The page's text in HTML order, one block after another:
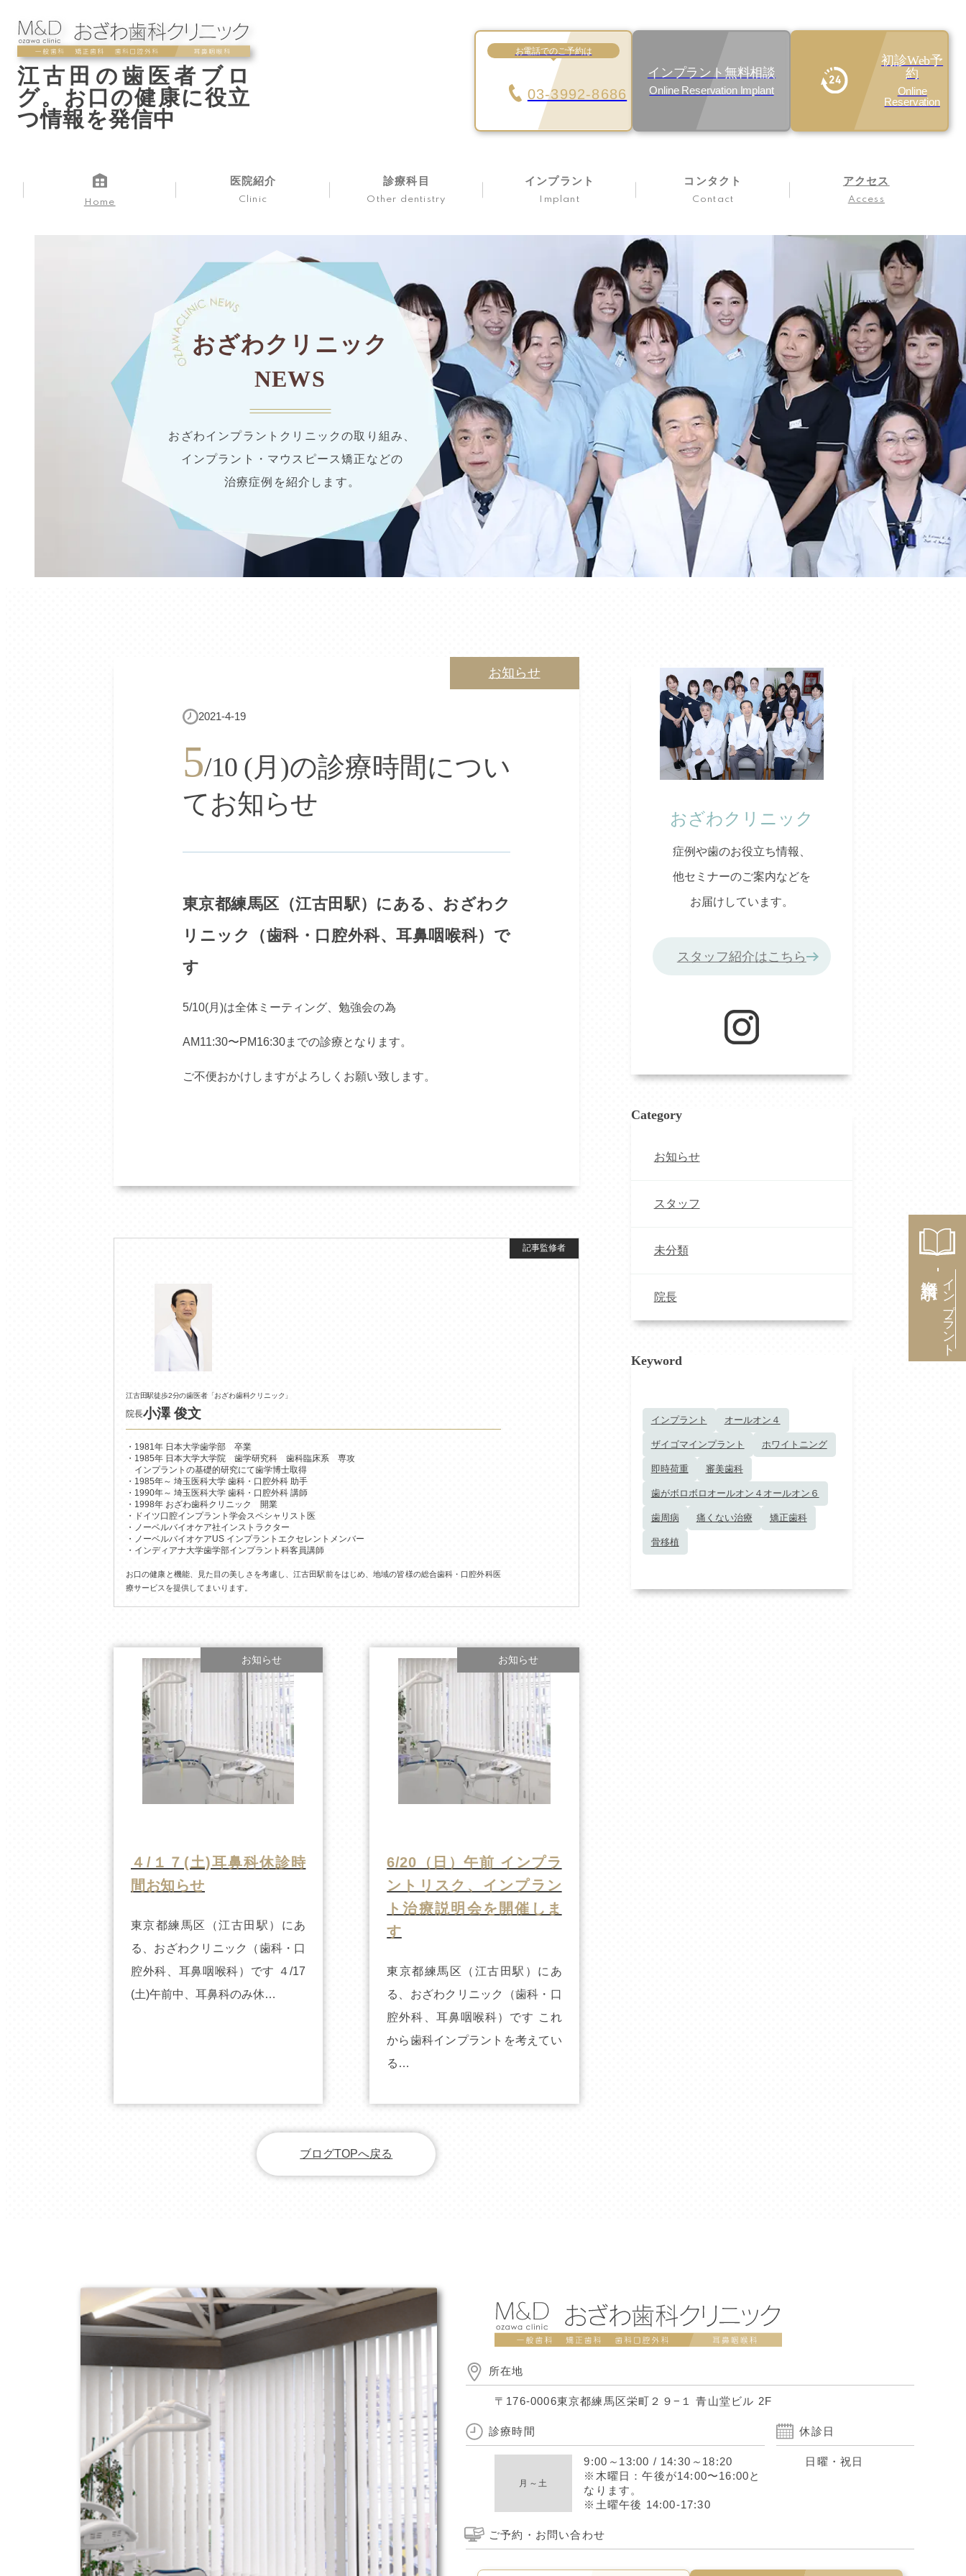
江古田の歯医者ブロ
グ。お口の健康に役立
つ情報を発信中
お電話でのご予約は
03-3992-8686
インプラント無料相談
Online Reservation Implant
初診Web予
約
Online
Reservation
Home
医院紹介
Clinic
診療科目
Other dentistry
インプラント
Implant
コンタクト
Contact
アクセス
Access
おざわクリニック
NEWS
おざわインプラントクリニックの取り組み、
インプラント・マウスピース矯正などの
治療症例を紹介します。
お知らせ
2021-4-19
5/10 (月)の診療時間につい
てお知らせ
東京都練馬区（江古田駅）にある、おざわク
リニック（歯科・口腔外科、耳鼻咽喉科）で
す
5/10(月)は全体ミーティング、勉強会の為
AM11:30〜PM16:30までの診療となります。
ご不便おかけしますがよろしくお願い致します。
江古田駅徒歩2分の歯医者「おざわ歯科クリニック」
院長小澤 俊文
1981年 日本大学歯学部 卒業
1985年 日本大学大学院 歯学研究科 歯科臨床系 専攻
インプラントの基礎的研究にて歯学博士取得
1985年～ 埼玉医科大学 歯科・口腔外科 助手
1990年～ 埼玉医科大学 歯科・口腔外科 講師
1998年 おざわ歯科クリニック 開業
ドイツ口腔インプラント学会スペシャリスト医
ノーベルバイオケア社インストラクター
ノーベルバイオケアUS インプラントエクセレントメンバー
インディアナ大学歯学部インプラント科客員講師
お口の健康と機能、見た目の美しさを考慮し、江古田駅前をはじめ、地域の皆様の総合歯科・口腔外科医
療サービスを提供してまいります。
お知らせ
４/１７(土)耳鼻科休診時
間お知らせ
東京都練馬区（江古田駅）にあ
る、おざわクリニック（歯科・口
腔外科、耳鼻咽喉科）です ４/17
(土)午前中、耳鼻科のみ休…
お知らせ
6/20（日）午前 インプラ
ントリスク、インプラン
ト治療説明会を開催しま
す
東京都練馬区（江古田駅）にあ
る、おざわクリニック（歯科・口
腔外科、耳鼻咽喉科）です これ
から歯科インプラントを考えてい
る…
ブログTOPへ戻る
おざわクリニック
症例や歯のお役立ち情報、
他セミナーのご案内などを
お届けしています。
スタッフ紹介はこちら
Category
お知らせ
スタッフ
未分類
院長
Keyword
インプラント オールオン４
ザイゴマインプラント ホワイトニング
即時荷重 審美歯科
歯がボロボロオールオン４オールオン６
歯周病 痛くない治療 矯正歯科
骨移植
所在地
〒176-0006東京都練馬区栄町２９−１ 青山堂ビル 2F
診療時間
月～土
9:00 ～ 13:00 / 14:30 ～ 18:20
※木曜日：午後が14:00〜16:00と
なります。
※土曜午後 14:00-17:30
休診日
日曜・祝日
ご予約・お問い合わせ
インプラント